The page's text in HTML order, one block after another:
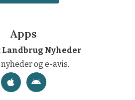
Apps
Landbrug Nyheder
og e-avis.